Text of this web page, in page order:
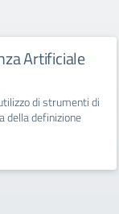
Artificiale
di strumenti di
della definizione